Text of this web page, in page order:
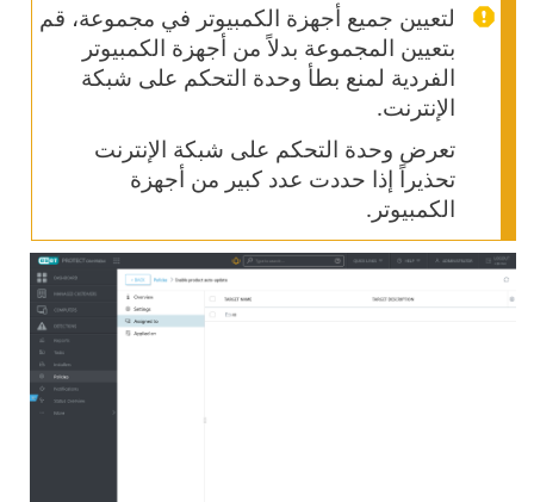
لتعيين جميع أجهزة الكمبيوتر في مجموعة، قم
بتعيين المجموعة بدلاً من أجهزة الكمبيوتر
الفردية لمنع بطأ وحدة التحكم على شبكة
الإنترنت.
تعرض وحدة التحكم على شبكة الإنترنت
تحذيراً إذا حددت عدد كبير من أجهزة
الكمبيوتر.